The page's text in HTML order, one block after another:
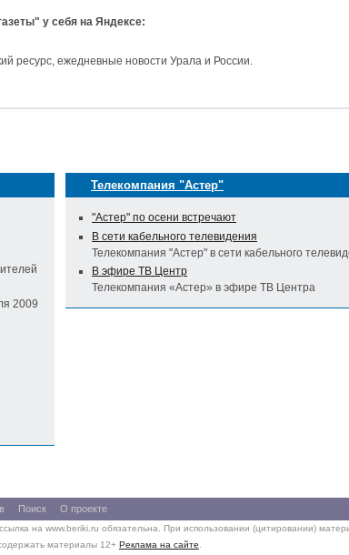
у себя на Яндексе:
ресурс, ежедневные новости Урала и России.
2009
Телекомпания "Астер"
"Астер" по осени встречают
В сети кабельного телевидения
Телекомпания "Астер" в сети кабельного
В эфире ТВ Центр
Телекомпания «Астер» в эфире ТВ Центра
Поиск О проекте
на www.beriki.ru обязательна. При использовании (цитировании)
материалы 12+ Реклама на сайте.